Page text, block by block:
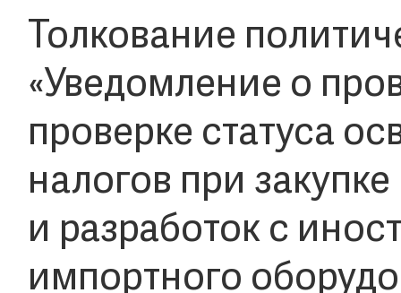
Толкование
«Уведомление о
проверке статуса
налогов при
и разработок с
импортного